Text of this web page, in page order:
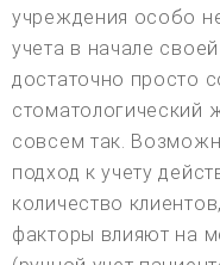
учреждения особо
учета в начале
достаточно просто
стоматологический
совсем так.
подход к учету
количество
факторы влияют на